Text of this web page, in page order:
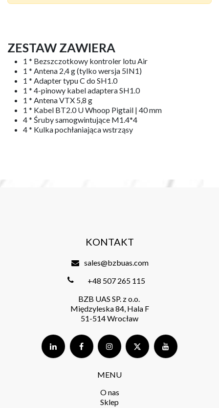
unikać podłączania zacisków.
Antena VTX: Podłącz i zainstaluj antenę
transmisji obrazu przed włączeniem
zasilania kontrolera lotu. Alternatywnie,
ustaw moc transmisji na 0, aby uniknąć
przepalenia.
4 * Kulka pochłaniająca wstrząsy
KONTAKT
sales@bzbuas.com
+48 507 265 115